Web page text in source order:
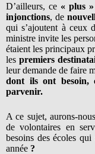
D’ailleurs, ce « plus »
injonctions, de
qui s’ajoutent à ceux
ministre invite les
étaient les principaux
les premiers
leur demande de faire
dont ils ont besoin,
parvenir.
A ce sujet, aurons-
de volontaires en
besoins des écoles
année ?